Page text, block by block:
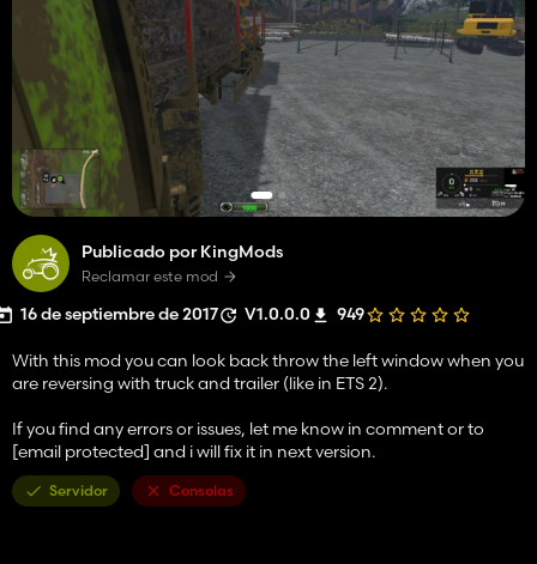
Publicado por KingMods
Reclamar este mod
16 de septiembre de 2017 V1.0.0.0 949
With this mod you can look back throw the left window when you
are reversing with truck and trailer (like in ETS 2).
If you find any errors or issues, let me know in comment or to
[email protected] and i will fix it in next version.
Servidor Consolas